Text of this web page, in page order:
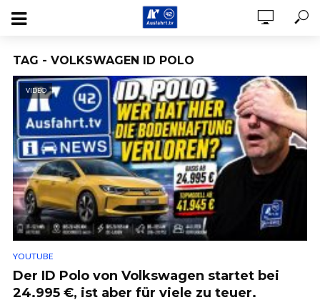
TAG - VOLKSWAGEN ID POLO
VIDEO
YOUTUBE
Der ID Polo von Volkswagen startet bei
24.995 €, ist aber für viele zu teuer.